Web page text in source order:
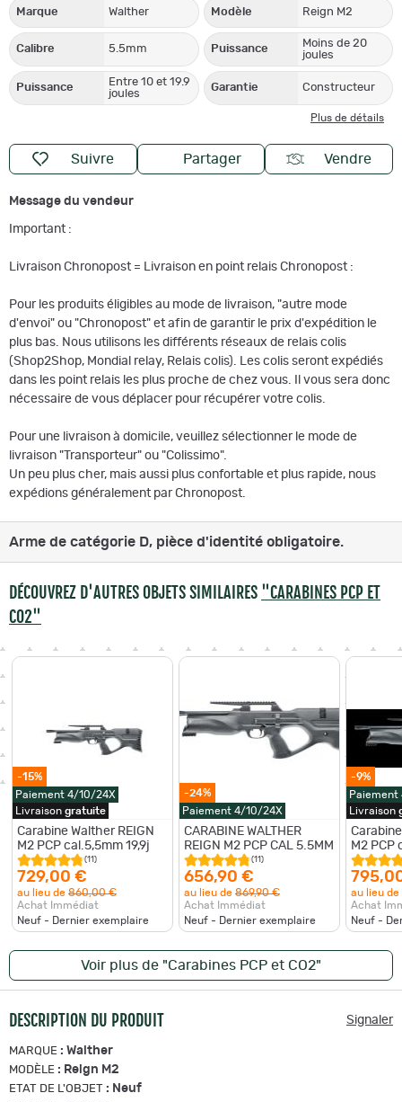
Marque Walther Modèle Reign M2
Calibre 5.5mm Puissance
Moins de 20
joules
Puissance
Entre 10 et 19.9
joules
Garantie Constructeur
Plus de détails
Suivre Partager Vendre
Message du vendeur
Important :
Livraison Chronopost = Livraison en point relais Chronopost :
Pour les produits éligibles au mode de livraison, "autre mode
d'envoi" ou "Chronopost" et afin de garantir le prix d'expédition le
plus bas. Nous utilisons les différents réseaux de relais colis
(Shop2Shop, Mondial relay, Relais colis). Les colis seront expédiés
dans les point relais les plus proche de chez vous. Il vous sera donc
nécessaire de vous déplacer pour récupérer votre colis.
Pour une livraison à domicile, veuillez sélectionner le mode de
livraison "Transporteur" ou "Colissimo".
Un peu plus cher, mais aussi plus confortable et plus rapide, nous
expédions généralement par Chronopost.
Arme de catégorie D, pièce d'identité obligatoire.
DÉCOUVREZ D'AUTRES OBJETS SIMILAIRES "CARABINES PCP ET
CO2"
-15%
Paiement 4/10/24X
Livraison gratuite
Carabine Walther REIGN
M2 PCP cal.5,5mm 19,9j
(11)
729,00 €
au lieu de 860,00 €
Achat Immédiat
Neuf - Dernier exemplaire
-24%
Paiement 4/10/24X
CARABINE WALTHER
REIGN M2 PCP CAL 5.5MM
(11)
656,90 €
au lieu de 869,90 €
Achat Immédiat
Neuf - Dernier exemplaire
-9%
Livraison
M2 PCP
au lieu de
Achat
Neuf -
Voir plus de "Carabines PCP et CO2"
DESCRIPTION DU PRODUIT Signaler
MARQUE : Walther
MODÈLE : Reign M2
ETAT DE L'OBJET : Neuf